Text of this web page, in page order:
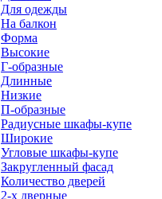
Для одежды
На балкон
Форма
Высокие
Г-образные
Длинные
Низкие
П-образные
Радиусные шкафы-купе
Широкие
Угловые шкафы-купе
Закругленный фасад
Количество дверей
2-х дверные